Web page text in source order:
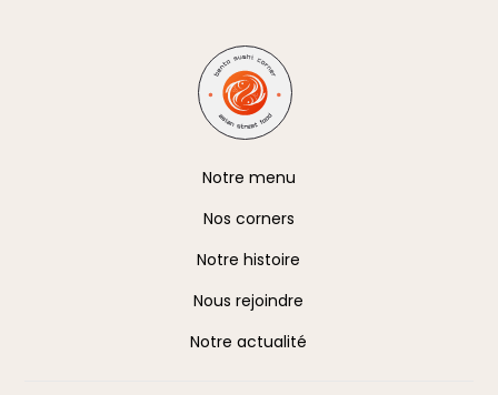
A propos
Notre menu
Nos corners
Notre histoire
Nous rejoindre
Notre actualité